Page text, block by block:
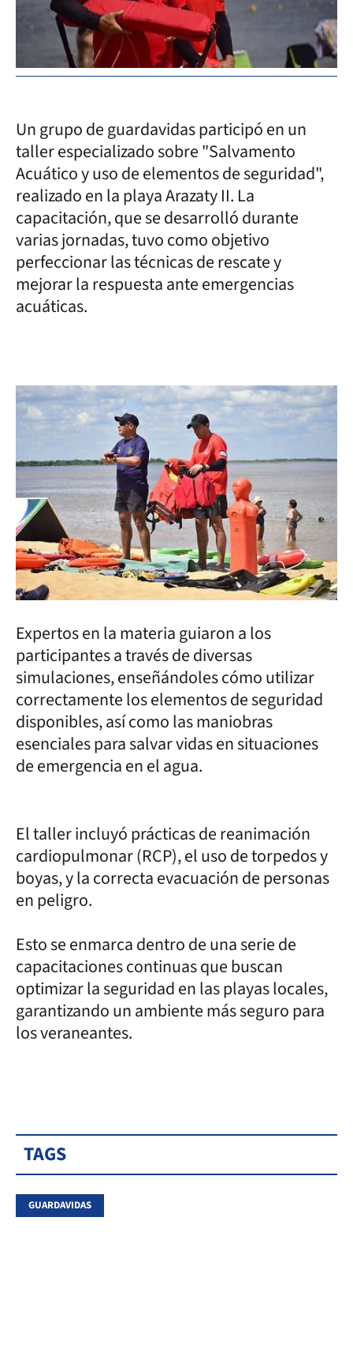
Un grupo de guardavidas participó en un
taller especializado sobre "Salvamento
Acuático y uso de elementos de seguridad",
realizado en la playa Arazaty II. La
capacitación, que se desarrolló durante
varias jornadas, tuvo como objetivo
perfeccionar las técnicas de rescate y
mejorar la respuesta ante emergencias
acuáticas.
Expertos en la materia guiaron a los
participantes a través de diversas
simulaciones, enseñándoles cómo utilizar
correctamente los elementos de seguridad
disponibles, así como las maniobras
esenciales para salvar vidas en situaciones
de emergencia en el agua.
El taller incluyó prácticas de reanimación
cardiopulmonar (RCP), el uso de torpedos y
boyas, y la correcta evacuación de personas
en peligro.
Esto se enmarca dentro de una serie de
capacitaciones continuas que buscan
optimizar la seguridad en las playas locales,
garantizando un ambiente más seguro para
los veraneantes.
TAGS
GUARDAVIDAS